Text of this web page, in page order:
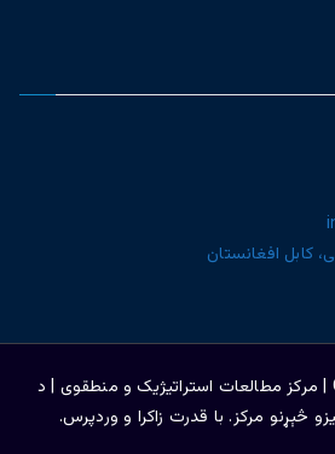
کابل افغانستان
CSRS | مرکز مطالعات استراتیژيک و منطقوی | د
څېړنو مرکز. با قدرت زاکرا و وردپرس.